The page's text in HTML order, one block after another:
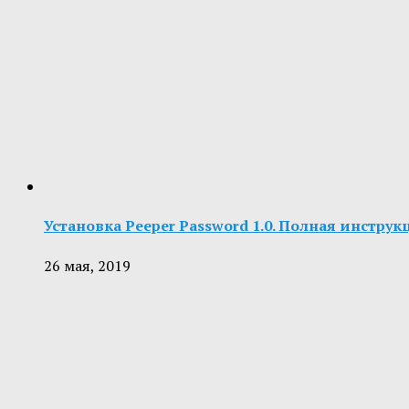
Установка Peeper Password 1.0. Полная
26 мая, 2019